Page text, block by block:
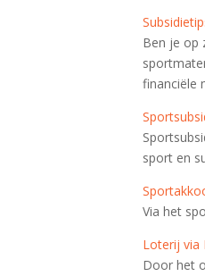
Ben je op
financiële
sport en
Via het
Loterij via
Door het